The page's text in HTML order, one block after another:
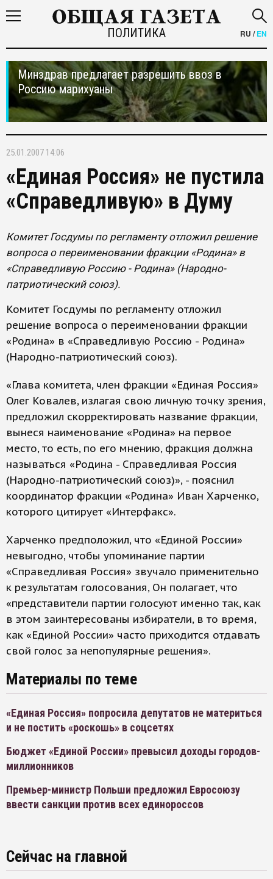
ПОЛИТИКА RU /EN
Минздрав предлагает разрешить ввоз в
Россию марихуаны
25.01.2007 14:06
«Единая Россия» не пустила
«Справедливую» в Думу
Комитет Госдумы по регламенту отложил решение
вопроса о переименовании фракции «Родина» в
«Справедливую Россию - Родина» (Народно-
патриотический союз).
Комитет Госдумы по регламенту отложил
решение вопроса о переименовании фракции
«Родина» в «Справедливую Россию - Родина»
(Народно-патриотический союз).
«Глава комитета, член фракции «Единая Россия»
Олег Ковалев, излагая свою личную точку зрения,
предложил скорректировать название фракции,
вынеся наименование «Родина» на первое
место, то есть, по его мнению, фракция должна
называться «Родина - Справедливая Россия
(Народно-патриотический союз)», - пояснил
координатор фракции «Родина» Иван Харченко,
которого цитирует «Интерфакс».
Харченко предположил, что «Единой России»
невыгодно, чтобы упоминание партии
«Справедливая Россия» звучало применительно
к результатам голосования, Он полагает, что
«представители партии голосуют именно так, как
в этом заинтересованы избиратели, в то время,
как «Единой России» часто приходится отдавать
свой голос за непопулярные решения».
Материалы по теме
«Единая Россия» попросила депутатов не материться
и не постить «роскошь» в соцсетях
Бюджет «Единой России» превысил доходы городов-
миллионников
Премьер-министр Польши предложил Евросоюзу
ввести санкции против всех единороссов
Сейчас на главной